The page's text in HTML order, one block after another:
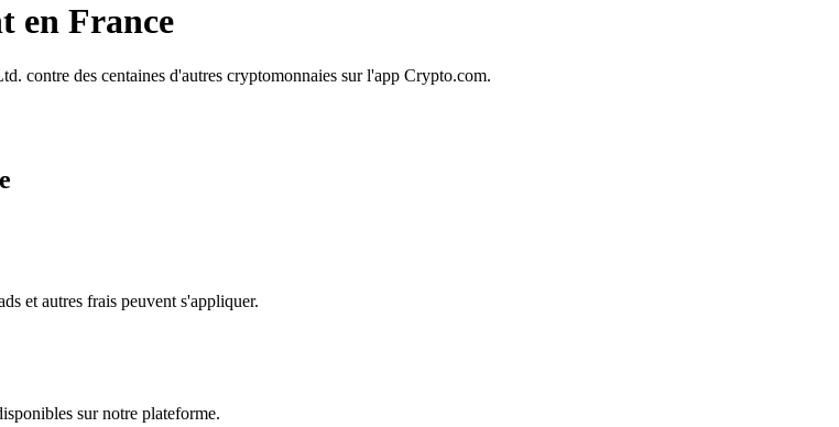
en France
contre des centaines d'autres cryptomonnaies sur l'app Crypto.com.
et autres frais peuvent s'appliquer.
sur notre plateforme.